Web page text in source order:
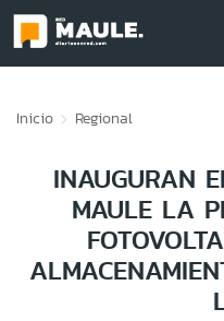
Inicio Regional
INAUGURAN
MAULE LA